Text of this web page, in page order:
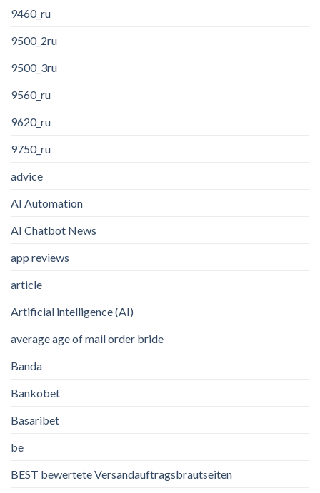
9460_ru
9500_2ru
9500_3ru
9560_ru
9620_ru
9750_ru
advice
AI Automation
AI Chatbot News
app reviews
article
Artificial intelligence (AI)
average age of mail order bride
Banda
Bankobet
Basaribet
be
BEST bewertete Versandauftragsbrautseiten